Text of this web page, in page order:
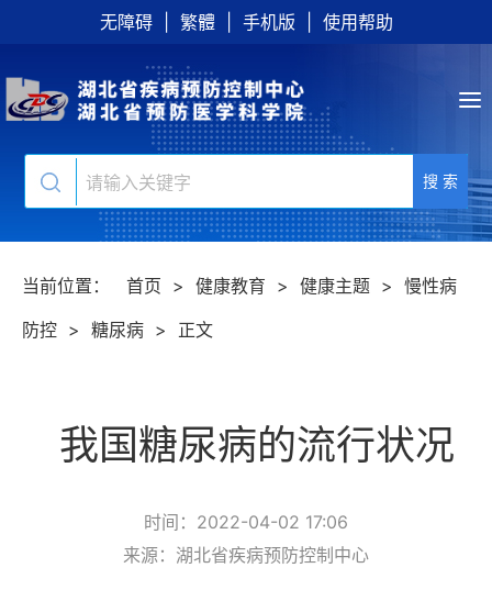
无障碍 繁體 手机版 使用帮助
搜 索
当前位置： 首页 > 健康教育 > 健康主题 > 慢性病
防控 > 糖尿病 > 正文
我国糖尿病的流行状况
时间：2022-04-02 17:06
来源：湖北省疾病预防控制中心